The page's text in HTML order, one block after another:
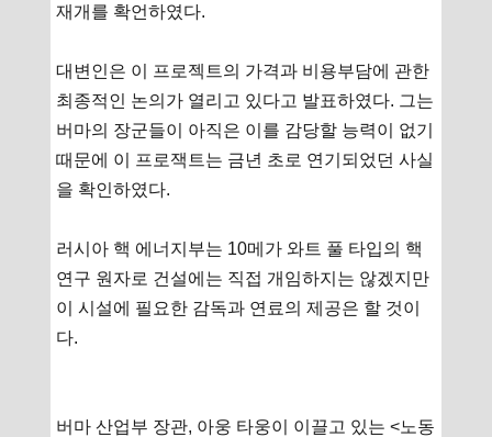
재개를 확언하였다.
대변인은 이 프로젝트의 가격과 비용부담에 관한
최종적인 논의가 열리고 있다고 발표하였다. 그는
버마의 장군들이 아직은 이를 감당할 능력이 없기
때문에 이 프로잭트는 금년 초로 연기되었던 사실
을 확인하였다.
러시아 핵 에너지부는 10메가 와트 풀 타입의 핵
연구 원자로 건설에는 직접 개임하지는 않겠지만
이 시설에 필요한 감독과 연료의 제공은 할 것이
다.
버마 산업부 장관, 아웅 타웅이 이끌고 있는 <노동